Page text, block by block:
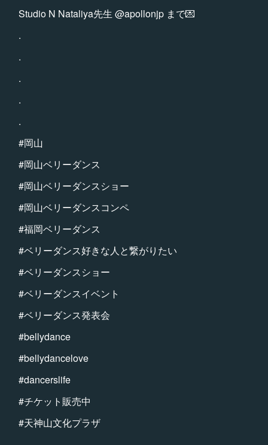
Studio N Nataliya先生 @apollonjp まで💌
.
.
.
.
.
#岡山
#岡山ベリーダンス
#岡山ベリーダンスショー
#岡山ベリーダンスコンペ
#福岡ベリーダンス
#ベリーダンス好きな人と繋がりたい
#ベリーダンスショー
#ベリーダンスイベント
#ベリーダンス発表会
#bellydance
#bellydancelove
#dancerslife
#チケット販売中
#天神山文化プラザ